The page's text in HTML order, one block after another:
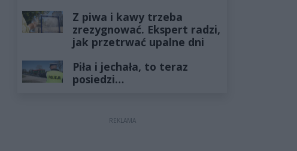
Z piwa i kawy trzeba
zrezygnować. Ekspert radzi,
jak przetrwać upalne dni
Piła i jechała, to teraz
posiedzi…
REKLAMA